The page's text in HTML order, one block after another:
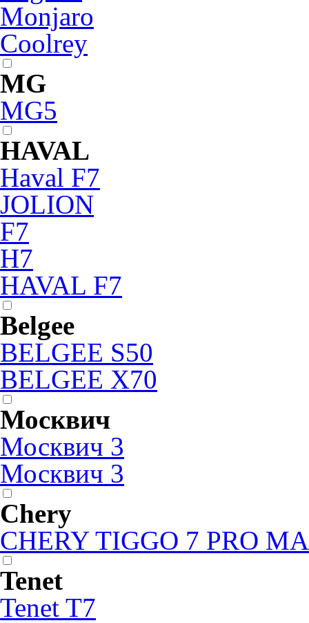
Monjaro
Coolrey
MG
MG5
HAVAL
Haval F7
JOLION
F7
H7
HAVAL F7
Belgee
BELGEE S50
BELGEE X70
Москвич
Москвич 3
Москвич 3
Chery
CHERY TIGGO 7 PRO
Tenet
Tenet T7